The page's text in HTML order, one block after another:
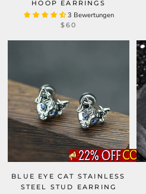
HOOP EARRINGS
3 Bewertungen
$60
BLUE EYE CAT STAINLESS
STEEL STUD EARRING